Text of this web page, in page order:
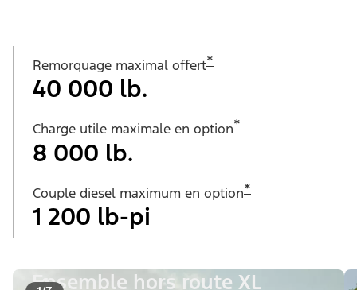
Remorquage maximal offert*
40 000 lb.
Charge utile maximale en option*
8 000 lb.
Couple diesel maximum en option*
1 200 lb-pi
Ensemble hors route XL